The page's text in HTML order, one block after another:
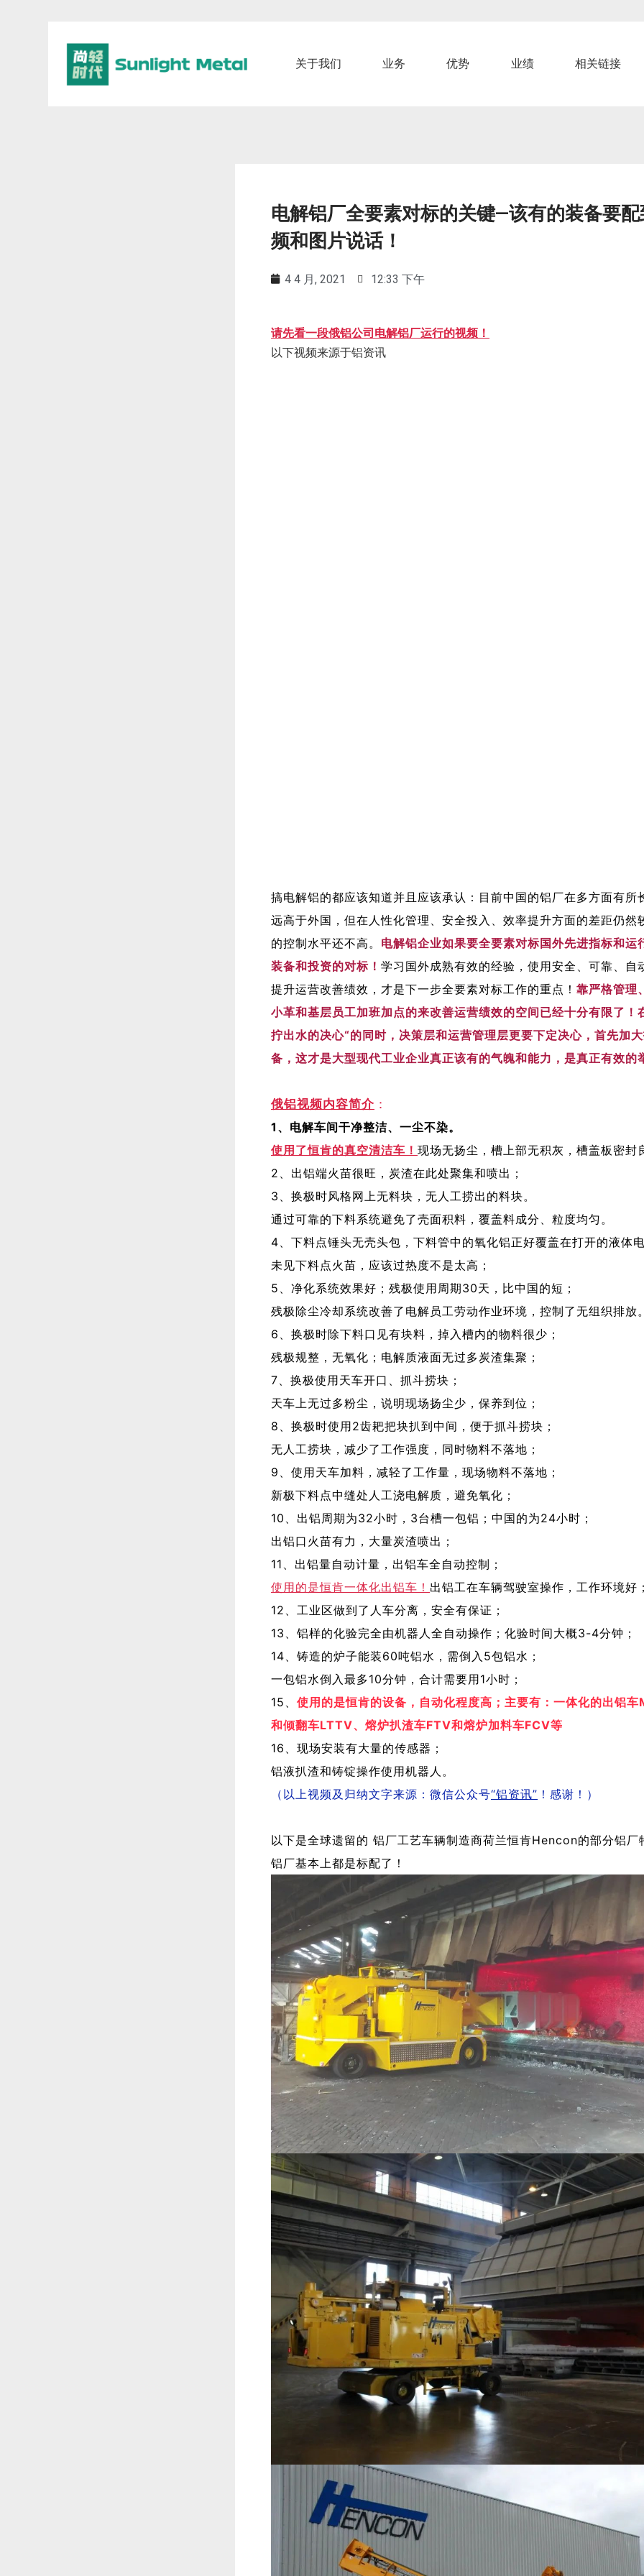
关于我们 业务 优势 业绩 相关链接
电解铝厂全要素对标的关键—该有的装备要
频和图片说话！
4 4 月, 2021 12:33 下午
请先看一段俄铝公司电解铝厂运行的视频！
以下视频来源于铝资讯
搞电解铝的都应该知道并且应该承认：目前中国的铝厂在多方面有所
远高于外国，但在人性化管理、安全投入、效率提升方面的差距仍然
的控制水平还不高。 电解铝企业如果要全要素对标国外先进指标和运
装备和投资的对标！ 学习国外成熟有效的经验，使用安全、可靠、自
提升运营改善绩效，才是下一步全要素对标工作的重点！ 靠严格管理
小革和基层员工加班加点的来改善运营绩效的空间已经十分有限了！
拧出水的决心“的同时，决策层和运营管理层更要下定决心，首先加
备，这才是大型现代工业企业真正该有的气魄和能力，是真正有效的
俄铝视频内容简介 ：
1、电解车间干净整洁、一尘不染。
使用了恒肯的真空清洁车！ 现场无扬尘，槽上部无积灰，槽盖板密封
2、出铝端火苗很旺，炭渣在此处聚集和喷出；
3、换极时风格网上无料块，无人工捞出的料块。
通过可靠的下料系统避免了壳面积料，覆盖料成分、粒度均匀。
4、下料点锤头无壳头包，下料管中的氧化铝正好覆盖在打开的液体
未见下料点火苗，应该过热度不是太高；
5、净化系统效果好；残极使用周期30天，比中国的短；
残极除尘冷却系统改善了电解员工劳动作业环境，控制了无组织排放
6、换极时除下料口见有块料，掉入槽内的物料很少；
残极规整，无氧化；电解质液面无过多炭渣集聚；
7、换极使用天车开口、抓斗捞块；
天车上无过多粉尘，说明现场扬尘少，保养到位；
8、换极时使用2齿耙把块扒到中间，便于抓斗捞块；
无人工捞块，减少了工作强度，同时物料不落地；
9、使用天车加料，减轻了工作量，现场物料不落地；
新极下料点中缝处人工浇电解质，避免氧化；
10、出铝周期为32小时，3台槽一包铝；中国的为24小时；
出铝口火苗有力，大量炭渣喷出；
11、出铝量自动计量，出铝车全自动控制；
使用的是恒肯一体化出铝车！ 出铝工在车辆驾驶室操作，工作环境好
12、工业区做到了人车分离，安全有保证；
13、铝样的化验完全由机器人全自动操作；化验时间大概3-4分钟；
14、铸造的炉子能装60吨铝水，需倒入5包铝水；
一包铝水倒入最多10分钟，合计需要用1小时；
15、 使用的是恒肯的设备，自动化程度高；主要有：一体化的出铝
和倾翻车LTTV、熔炉扒渣车FTV和熔炉加料车FCV等
16、现场安装有大量的传感器；
铝液扒渣和铸锭操作使用机器人。
（以上视频及归纳文字来源：微信公众号“铝资讯” ！感谢！）
以下是全球遗留的 铝厂工艺车辆制造商荷兰恒肯Hencon的部分铝厂
铝厂基本上都是标配了！